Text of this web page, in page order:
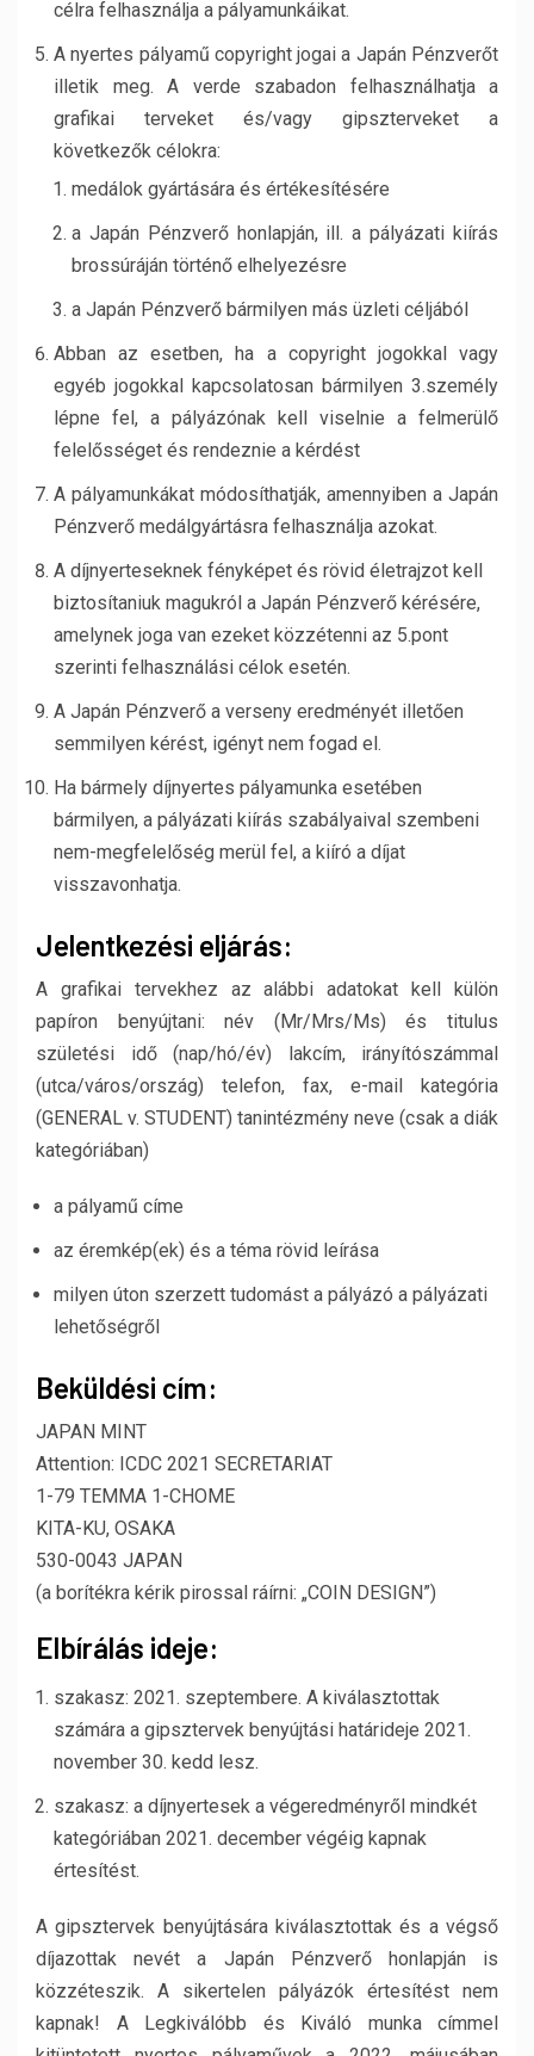
célra felhasználja a pályamunkáikat.
A nyertes pályamű copyright jogai a Japán Pénzverőt
illetik meg. A verde szabadon felhasználhatja a
grafikai terveket és/vagy gipszterveket a
következők célokra:
medálok gyártására és értékesítésére
a Japán Pénzverő honlapján, ill. a pályázati kiírás
brossúráján történő elhelyezésre
a Japán Pénzverő bármilyen más üzleti céljából
Abban az esetben, ha a copyright jogokkal vagy
egyéb jogokkal kapcsolatosan bármilyen 3.személy
lépne fel, a pályázónak kell viselnie a felmerülő
felelősséget és rendeznie a kérdést
A pályamunkákat módosíthatják, amennyiben a Japán
Pénzverő medálgyártásra felhasználja azokat.
A díjnyerteseknek fényképet és rövid életrajzot kell
biztosítaniuk magukról a Japán Pénzverő kérésére,
amelynek joga van ezeket közzétenni az 5.pont
szerinti felhasználási célok esetén.
A Japán Pénzverő a verseny eredményét illetően
semmilyen kérést, igényt nem fogad el.
Ha bármely díjnyertes pályamunka esetében
bármilyen, a pályázati kiírás szabályaival szembeni
nem-megfelelőség merül fel, a kiíró a díjat
visszavonhatja.
Jelentkezési eljárás:
A grafikai tervekhez az alábbi adatokat kell külön
papíron benyújtani: név (Mr/Mrs/Ms) és titulus
születési idő (nap/hó/év) lakcím, irányítószámmal
(utca/város/ország) telefon, fax, e-mail kategória
(GENERAL v. STUDENT) tanintézmény neve (csak a diák
kategóriában)
a pályamű címe
az éremkép(ek) és a téma rövid leírása
milyen úton szerzett tudomást a pályázó a pályázati
lehetőségről
Beküldési cím:
JAPAN MINT
Attention: ICDC 2021 SECRETARIAT
1-79 TEMMA 1-CHOME
KITA-KU, OSAKA
530-0043 JAPAN
(a borítékra kérik pirossal ráírni: „COIN DESIGN”)
Elbírálás ideje:
szakasz: 2021. szeptembere. A kiválasztottak
számára a gipsztervek benyújtási határideje 2021.
november 30. kedd lesz.
szakasz: a díjnyertesek a végeredményről mindkét
kategóriában 2021. december végéig kapnak
értesítést.
A gipsztervek benyújtására kiválasztottak és a végső
díjazottak nevét a Japán Pénzverő honlapján is
közzéteszik. A sikertelen pályázók értesítést nem
kapnak! A Legkiválóbb és Kiváló munka címmel